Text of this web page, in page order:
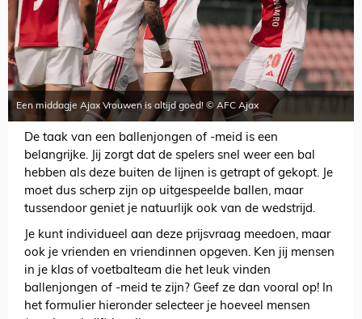
Een middagje Ajax Vrouwen is altijd goed! © AFC Ajax
De taak van een ballenjongen of -meid is een
belangrijke. Jij zorgt dat de spelers snel weer een bal
hebben als deze buiten de lijnen is getrapt of gekopt. Je
moet dus scherp zijn op uitgespeelde ballen, maar
tussendoor geniet je natuurlijk ook van de wedstrijd.
Je kunt individueel aan deze prijsvraag meedoen, maar
ook je vrienden en vriendinnen opgeven. Ken jij mensen
in je klas of voetbalteam die het leuk vinden
ballenjongen of -meid te zijn? Geef ze dan vooral op! In
het formulier hieronder selecteer je hoeveel mensen